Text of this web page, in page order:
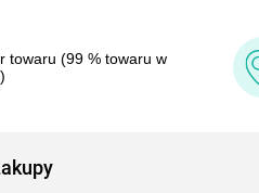
towaru (99 % towaru w